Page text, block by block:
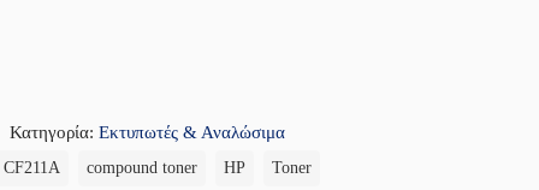
Κατηγορία: Εκτυπωτές & Αναλώσιμα
CF211A compound toner HP Toner